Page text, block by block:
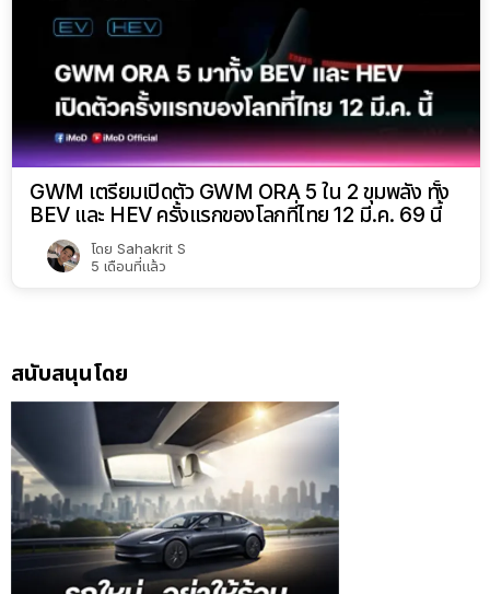
GWM เตรียมเปิดตัว GWM ORA 5 ใน 2 ขุมพลัง ทั้ง
BEV และ HEV ครั้งแรกของโลกที่ไทย 12 มี.ค. 69 นี้
โดย Sahakrit S
5 เดือนที่แล้ว
สนับสนุนโดย